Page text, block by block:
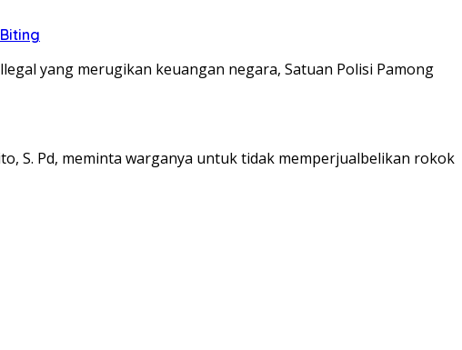
yang merugikan keuangan negara, Satuan Polisi Pamong
S. Pd, meminta warganya untuk tidak memperjualbelikan rokok